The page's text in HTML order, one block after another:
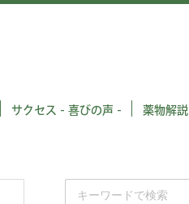
サクセス - 喜びの声 - 薬物解説